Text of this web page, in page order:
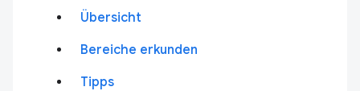
Übersicht
Bereiche erkunden
Tipps